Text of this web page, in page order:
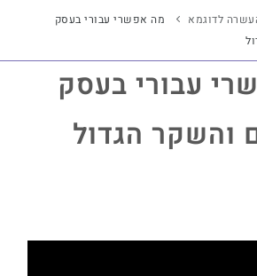
לדוגמא
מה אפשרי עבורי בעסק
עבורי בעסק
והשקר הגדול